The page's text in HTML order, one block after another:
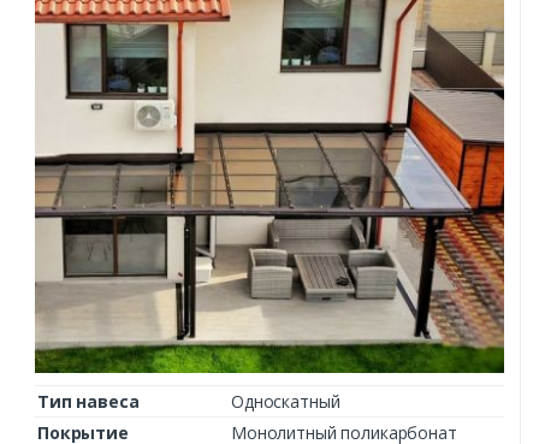
Тип навеса
Односкатный
Покрытие
Монолитный поликарбонат